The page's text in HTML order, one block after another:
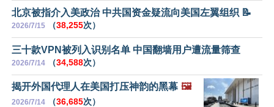
北京被指介入美政治 中共国资金疑流向美国左翼组织 📝
2026/7/15 （38,255次）
三十款VPN被列入识别名单 中国翻墙用户遭流量筛查
2026/7/14 （34,588次）
揭开外国代理人在美国打压神韵的黑幕 🖼️
2026/7/14 （36,685次）